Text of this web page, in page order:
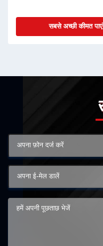
सबसे अच्छी कीमत पाएं